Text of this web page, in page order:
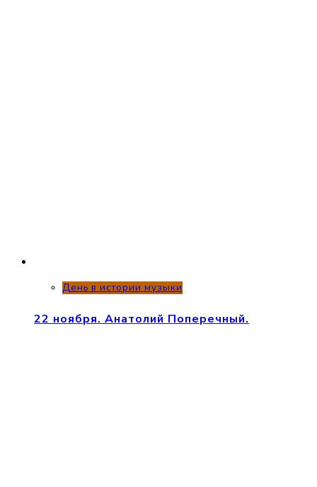
День в истории музыки
22 ноября. Анатолий Поперечный.